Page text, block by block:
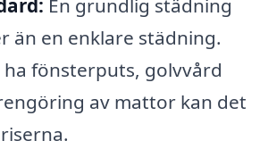
En grundlig städning
än en enklare städning.
ha fönsterputs, golvvård
av mattor kan det